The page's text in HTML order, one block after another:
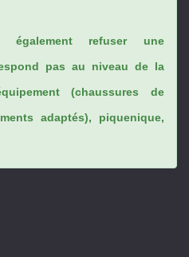
également refuser une
pas au niveau de la
(chaussures de
adaptés), piquenique,